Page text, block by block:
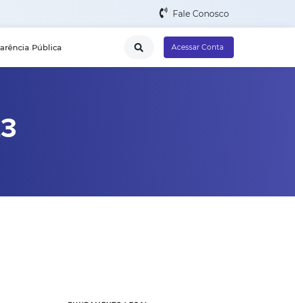
Fale Conosco
Pública Acessar Conta